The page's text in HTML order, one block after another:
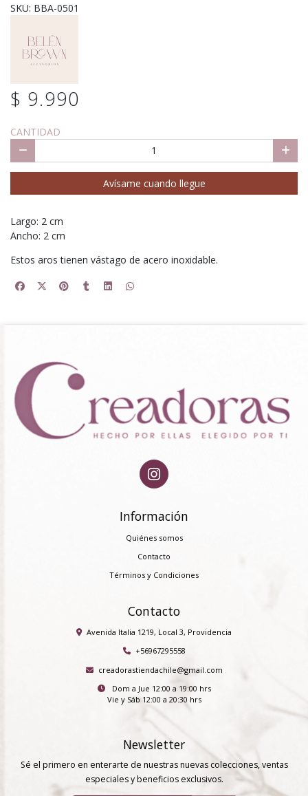
SKU: BBA-0501
$ 9.990
CANTIDAD
Avísame cuando llegue
Largo: 2 cm
Ancho: 2 cm
Estos aros tienen vástago de acero inoxidable.
Información
Quiénes somos
Contacto
Términos y Condiciones
Contacto
Avenida Italia 1219, Local 3, Providencia
+56967295558
creadorastiendachile@gmail.com
Dom a Jue 12:00 a 19:00 hrs
Vie y Sáb 12:00 a 20:30 hrs
Newsletter
Sé el primero en enterarte de nuestras nuevas colecciones, ventas
especiales y beneficios exclusivos.